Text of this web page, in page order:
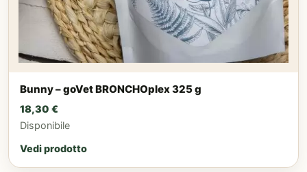
Bunny – goVet BRONCHOplex 325 g
18,30 €
Disponibile
Vedi prodotto